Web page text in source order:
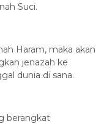
Suci.
Haram, maka akan
jenazah ke
dunia di sana.
berangkat
Penerbangan